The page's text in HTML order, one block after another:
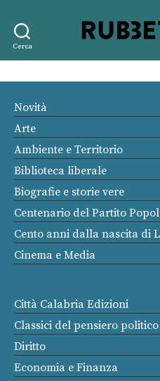
Cerca
Novità
Arte
Ambiente e Territorio
Biblioteca liberale
Biografie e storie vere
Centenario del Partito
Cento anni dalla nascita di
Cinema e Media
Città Calabria Edizioni
Classici del pensiero
Diritto
Economia e Finanza